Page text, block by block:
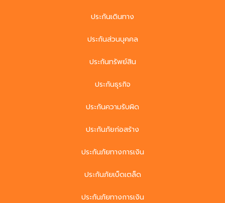
ประกันเดินทาง
ประกันส่วนบุคคล
ประกันทรัพย์สิน
ประกันธุรกิจ
ประกันความรับผิด
ประกันภัยก่อสร้าง
ประกันภัยทางการเงิน
ประกันภัยเบ็ดเตล็ด
ประกันภัยทางการเงิน